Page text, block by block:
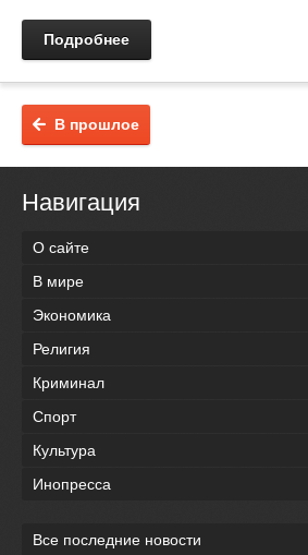
Подробнее
В прошлое
Навигация
О сайте
В мире
Экономика
Религия
Криминал
Спорт
Культура
Инопресса
Все последние новости